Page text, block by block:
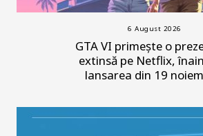
6 August 2026
GTA VI primește o
extinsă pe Netflix,
lansarea din 19